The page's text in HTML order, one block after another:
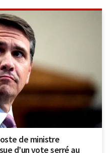
de ministre
d’un vote serré au